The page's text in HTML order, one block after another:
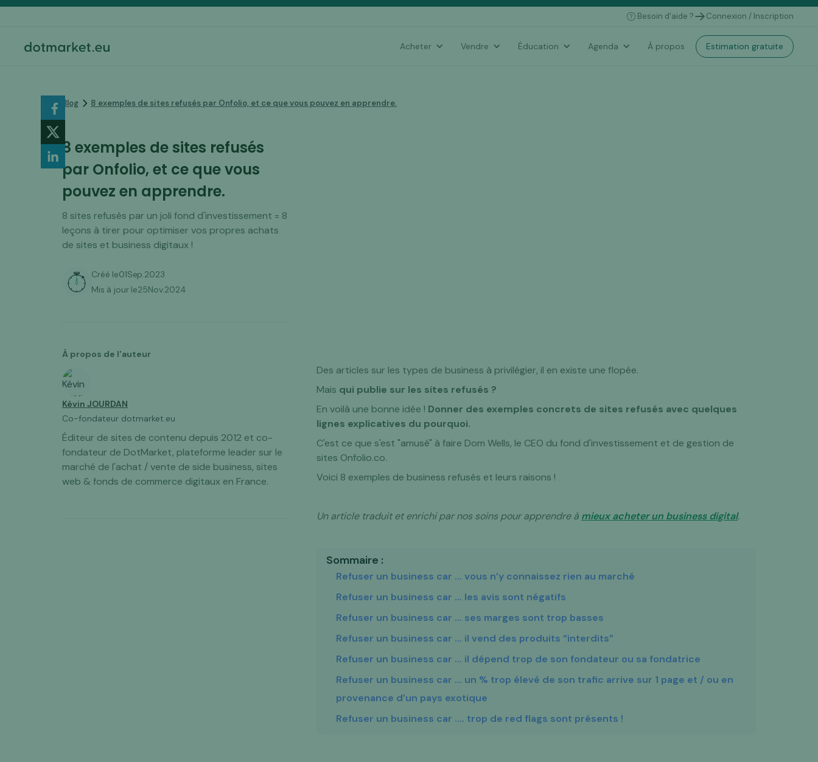
Besoin d'aide ? Connexion / Inscription
Acheter Vendre Éducation Agenda À propos Estimation gratuite
Blog 8 exemples de sites refusés par Onfolio, et ce que vous pouvez en apprendre.
8 exemples de sites refusés
par Onfolio, et ce que vous
pouvez en apprendre.
8 sites refusés par un joli fond d'investissement = 8
leçons à tirer pour optimiser vos propres achats
de sites et business digitaux !
Créé le01Sep.2023
Mis à jour le25Nov.2024
À propos de l'auteur
Kévin JOURDAN
Co-fondateur dotmarket.eu
Éditeur de sites de contenu depuis 2012 et co-
fondateur de DotMarket, plateforme leader sur le
marché de l'achat / vente de side business, sites
web & fonds de commerce digitaux en France.
Des articles sur les types de business à privilégier, il en existe une flopée.
Mais qui publie sur les sites refusés ?
En voilà une bonne idée ! Donner des exemples concrets de sites refusés avec quelques
lignes explicatives du pourquoi.
C'est ce que s'est "amusé" à faire Dom Wells, le CEO du fond d'investissement et de gestion de
sites Onfolio.co.
Voici 8 exemples de business refusés et leurs raisons !
Un article traduit et enrichi par nos soins pour apprendre à mieux acheter un business digital.
Sommaire :
Refuser un business car … vous n’y connaissez rien au marché
Refuser un business car … les avis sont négatifs
Refuser un business car … ses marges sont trop basses
Refuser un business car … il vend des produits “interdits”
Refuser un business car … il dépend trop de son fondateur ou sa fondatrice
Refuser un business car … un % trop élevé de son trafic arrive sur 1 page et / ou en
provenance d’un pays exotique
Refuser un business car …. trop de red flags sont présents !